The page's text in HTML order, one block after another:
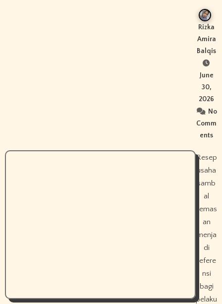
Rizka
Amira
Balqis
June
30,
2026
No
Comm
ents
Resep
usaha
samb
al
kemas
an
menja
di
refere
nsi
bagi
pelaku